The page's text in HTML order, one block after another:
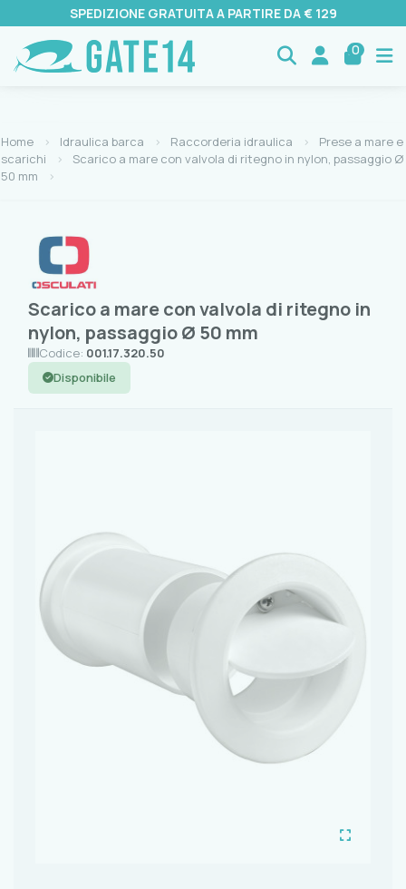
SPEDIZIONE GRATUITA A PARTIRE DA € 129
0
Home Idraulica barca Raccorderia idraulica
Prese a mare e
scarichi
Scarico a mare con valvola di ritegno in nylon, passaggio Ø
50 mm
Scarico a mare con valvola di ritegno in
nylon, passaggio Ø 50 mm
Codice: 001.17.320.50
Disponibile